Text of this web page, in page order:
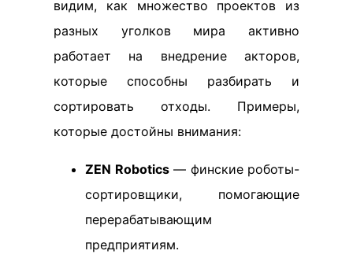
видим, как множество проектов из
разных уголков мира активно
работает на внедрение акторов,
которые способны разбирать и
сортировать отходы. Примеры,
которые достойны внимания:
ZEN Robotics— финские роботы-
сортировщики, помогающие
перерабатывающим
предприятиям.